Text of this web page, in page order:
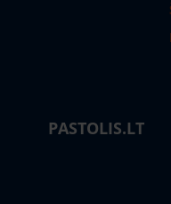
PASTOLIS.LT